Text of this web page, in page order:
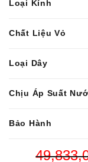
Loại Kính
Chất Liệu Vỏ
Loại Dây
Chịu Áp Suất
Bảo Hành